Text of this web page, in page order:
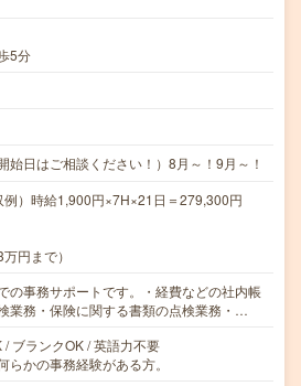
5分
始日はご相談ください！）8月～！9月～！
）時給1,900円×7H×21日＝279,300円
円まで）
の事務サポートです。・経費などの社内帳
業務・保険に関する書類の点検業務・…
/ ブランクOK / 英語力不要
らかの事務経験がある方。